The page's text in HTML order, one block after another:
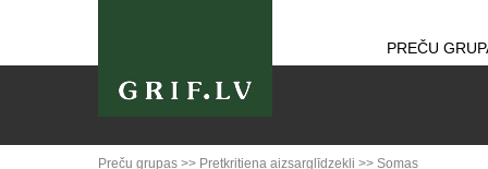
PREČU
Preču grupas >> Pretkritiena aizsarglīdzekļi >> Somas